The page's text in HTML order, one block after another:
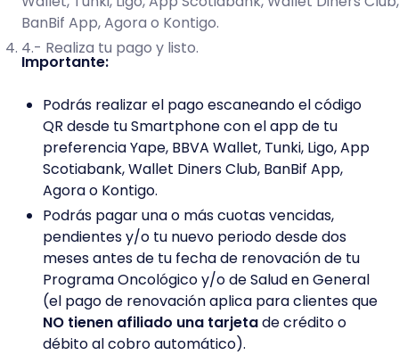
BanBif App, Agora o Kontigo.
4.- Realiza tu pago y listo.
Importante:
Podrás realizar el pago escaneando el código
QR desde tu Smartphone con el app de tu
preferencia Yape, BBVA Wallet, Tunki, Ligo, App
Scotiabank, Wallet Diners Club, BanBif App,
Agora o Kontigo.
Podrás pagar una o más cuotas vencidas,
pendientes y/o tu nuevo periodo desde dos
meses antes de tu fecha de renovación de tu
Programa Oncológico y/o de Salud en General
(el pago de renovación aplica para clientes que
NO tienen afiliado una tarjetade crédito o
débito al cobro automático).